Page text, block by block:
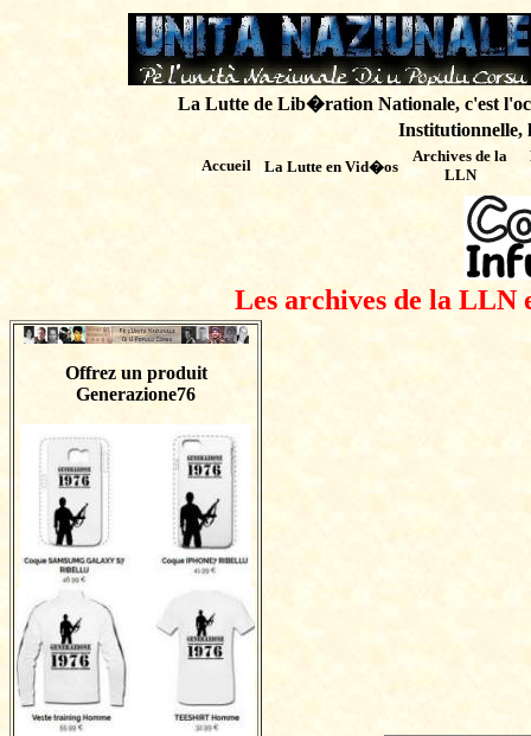
La Lutte de Lib�ration Nationale, c'est
Institutionnelle,
Accueil La Lutte en Vid�os
Archives de la
LLN
Les archives de la LLN
Offrez un produit
Generazione76